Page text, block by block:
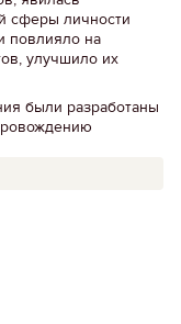
сферы личности
повлияло на
улучшило их
были разработаны